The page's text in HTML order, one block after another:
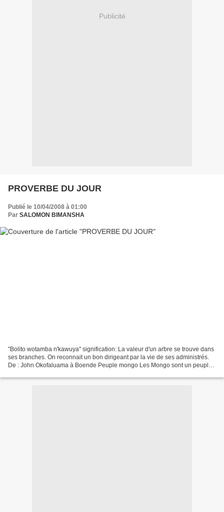
Publicité
PROVERBE DU JOUR
Publié le 10/04/2008 à 01:00
Par SALOMON BIMANSHA
"Bolito wotamba n'kawuya" signification: La valeur d'un arbre se trouve dans
ses branches. On reconnait un bon dirigeant par la vie de ses administrés.
De : John Okofaluama à Boende Peuple mongo Les Mongo sont un peuple